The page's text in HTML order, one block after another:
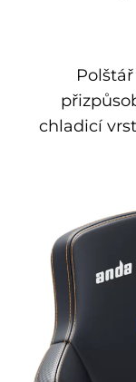
chladicí